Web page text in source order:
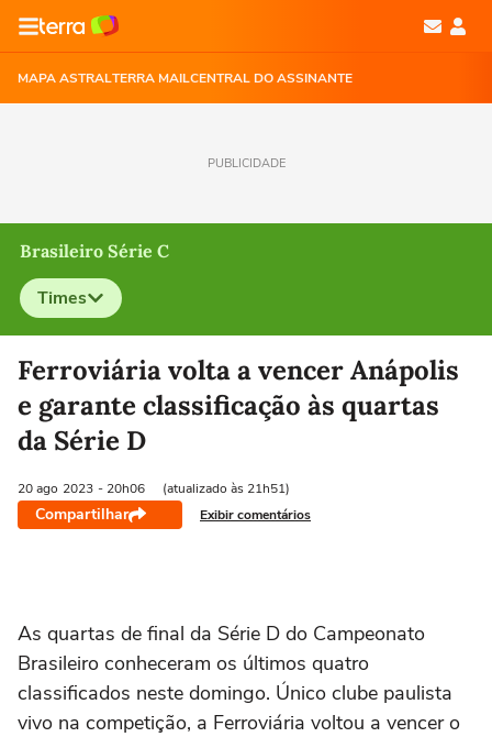
MAPA ASTRALTERRA MAILCENTRAL DO ASSINANTE
PUBLICIDADE
Brasileiro Série C
Times
Selecione o time para ver as notícias
Ferroviária volta a vencer Anápolis
e garante classificação às quartas
da Série D
20 ago 2023 - 20h06 (atualizado às 21h51)
Compartilhar Exibir comentários
As quartas de final da Série D do Campeonato
Brasileiro conheceram os últimos quatro
classificados neste domingo. Único clube paulista
vivo na competição, a Ferroviária voltou a vencer o